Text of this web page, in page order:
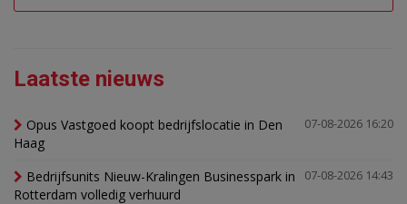
Laatste nieuws
07-08-2026 16:20
Opus Vastgoed koopt bedrijfslocatie in Den
Haag
07-08-2026 14:43
Bedrijfsunits Nieuw-Kralingen Businesspark in
Rotterdam volledig verhuurd